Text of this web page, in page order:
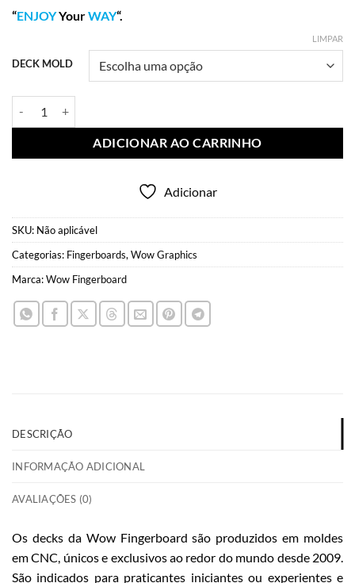
“ENJOYYourWAY“.
DECK MOLD
LIMPAR
ADICIONAR AO CARRINHO
Adicionar
SKU: Não aplicável
Categorias: Fingerboards, Wow Graphics
Marca:Wow Fingerboard
DESCRIÇÃO
INFORMAÇÃO ADICIONAL
AVALIAÇÕES (0)
Os decks da Wow Fingerboard são produzidos em moldes
em CNC, únicos e exclusivos ao redor do mundo desde 2009.
São indicados para praticantes iniciantes ou experientes e